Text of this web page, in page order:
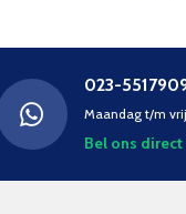
023-
Maandag t/m
Bel ons direct